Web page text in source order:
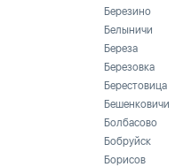
Березино
Белыничи
Береза
Березовка
Берестовица
Бешенковичи
Болбасово
Бобруйск
Борисов